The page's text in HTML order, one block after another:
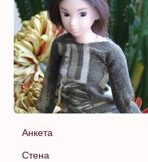
Анкета
Стена